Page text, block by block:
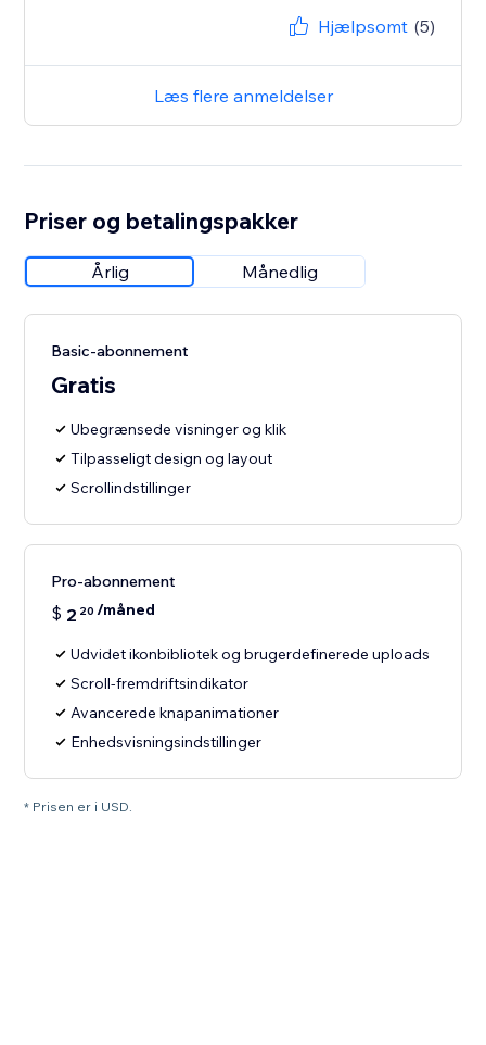
Hjælpsomt (5)
Læs flere anmeldelser
Priser og betalingspakker
Årlig Månedlig
Basic-abonnement
Gratis
Ubegrænsede visninger og klik
Tilpasseligt design og layout
Scrollindstillinger
Pro-abonnement
$ 2 20 /måned
Udvidet ikonbibliotek og brugerdefinerede uploads
Scroll-fremdriftsindikator
Avancerede knapanimationer
Enhedsvisningsindstillinger
* Prisen er i USD.